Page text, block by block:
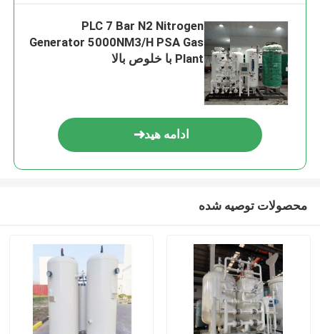
PLC 7 Bar N2 Nitrogen
Generator 5000NM3/H PSA Gas
Plant با خلوص بالا
ادامه هید
محصولات توصیه شده